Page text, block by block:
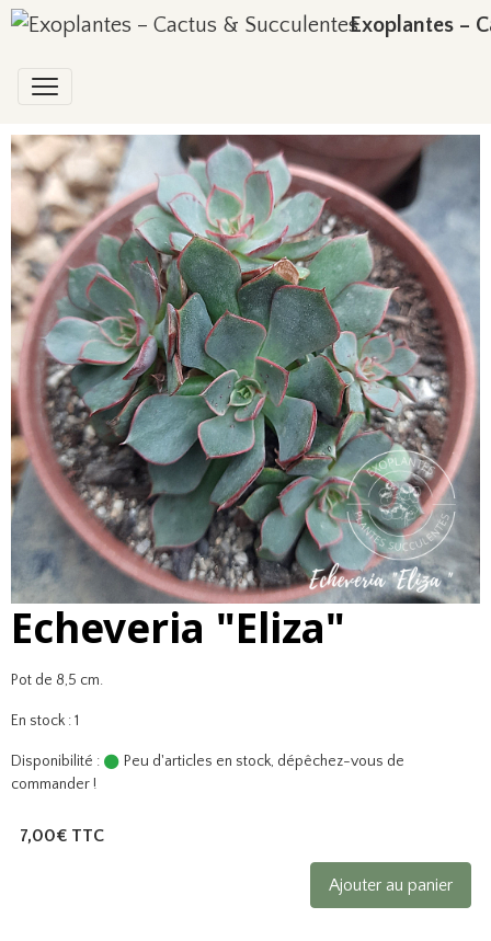
Exoplantes –
Echeveria "Eliza"
Pot de 8,5 cm.
En stock : 1
Disponibilité :
Peu d'articles en stock, dépêchez-vous de
commander !
7,00€ TTC
Ajouter au panier